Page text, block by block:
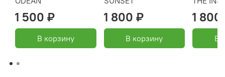
1 500 ₽
В корзину
1 800 ₽
В корзину
1 800
В